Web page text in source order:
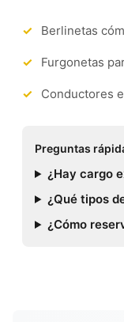
Berlinetas
Furgonetas
Conductores
Preguntas
¿Hay cargo
¿Qué tipos
¿Cómo